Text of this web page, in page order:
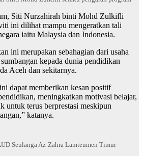
Siti Nurzahirah binti Mohd Zulkifli
ini dilihat mampu mengeratkan tali
iaitu Malaysia dan Indonesia.
ini merupakan sebahagian dari usaha
kepada dunia pendidikan
Aceh dan sekitarnya.
dapat memberikan kesan positif
meningkatkan motivasi belajar,
untuk terus berprestasi meskipun
katanya.
Seulanga Az-Zahra Lamteumen Timur